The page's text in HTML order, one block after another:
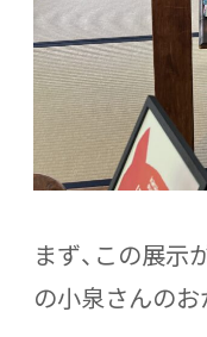
まず、この展
の小泉さんのお